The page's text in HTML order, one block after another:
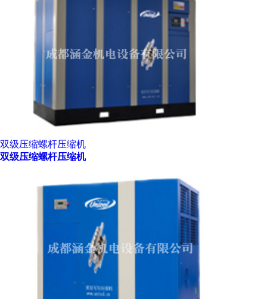
双级压缩螺杆压缩机
双级压缩螺杆压缩机